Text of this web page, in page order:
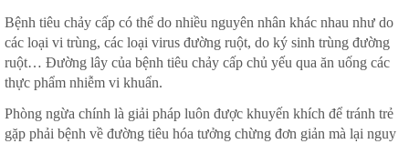
Bệnh tiêu chảy cấp có thể do nhiều nguyên nhân khác nhau như do
các loại vi trùng, các loại virus đường ruột, do ký sinh trùng đường
ruột… Đường lây của bệnh tiêu chảy cấp chủ yếu qua ăn uống các
thực phẩm nhiễm vi khuẩn.
Phòng ngừa chính là giải pháp luôn được khuyến khích để tránh trẻ
gặp phải bệnh về đường tiêu hóa tưởng chừng đơn giản mà lại nguy